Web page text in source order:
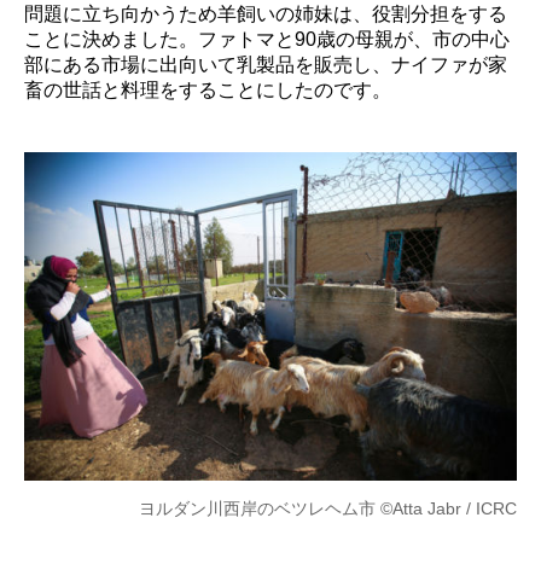
問題に立ち向かうため羊飼いの姉妹は、役割分担をする
ことに決めました。ファトマと90歳の母親が、市の中心
部にある市場に出向いて乳製品を販売し、ナイファが家
畜の世話と料理をすることにしたのです。
ヨルダン川西岸のベツレヘム市 ©Atta Jabr / ICRC